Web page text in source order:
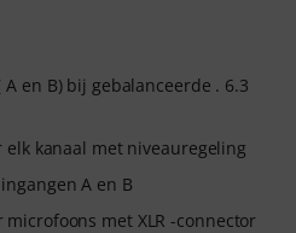
en B) bij gebalanceerde . 6.3
elk kanaal met niveauregeling
A en B
met XLR -connector